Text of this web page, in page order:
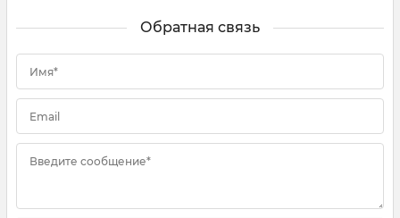
Обратная связь
Имя*
Email
Введите сообщение*